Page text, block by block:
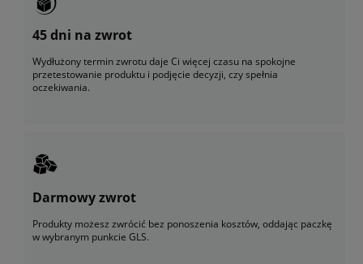
45 dni na zwrot
Wydłużony termin zwrotu daje Ci więcej czasu na spokojne
przetestowanie produktu i podjęcie decyzji, czy spełnia
oczekiwania.
Darmowy zwrot
Produkty możesz zwrócić bez ponoszenia kosztów, oddając paczkę
w wybranym punkcie GLS.